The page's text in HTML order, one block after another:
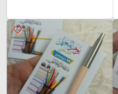
favorite_border